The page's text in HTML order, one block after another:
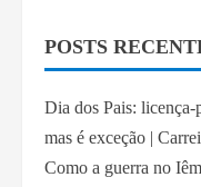
POSTS
Dia dos Pais: licença-
mas é exceção |
Como a guerra no